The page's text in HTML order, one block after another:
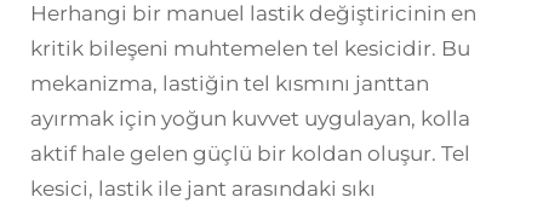
Herhangi bir manuel lastik değiştiricinin en
kritik bileşeni muhtemelen tel kesicidir. Bu
mekanizma, lastiğin tel kısmını janttan
ayırmak için yoğun kuvvet uygulayan, kolla
aktif hale gelen güçlü bir koldan oluşur. Tel
kesici, lastik ile jant arasındaki sıkı